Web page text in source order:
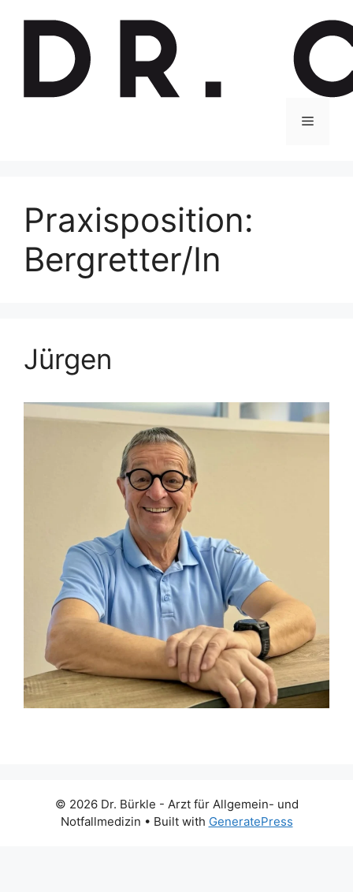
Menu
Praxisposition:
Bergretter/In
Jürgen
© 2026 Dr. Bürkle - Arzt für Allgemein- und
Notfallmedizin • Built with GeneratePress